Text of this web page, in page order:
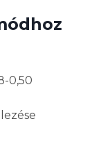
0,50